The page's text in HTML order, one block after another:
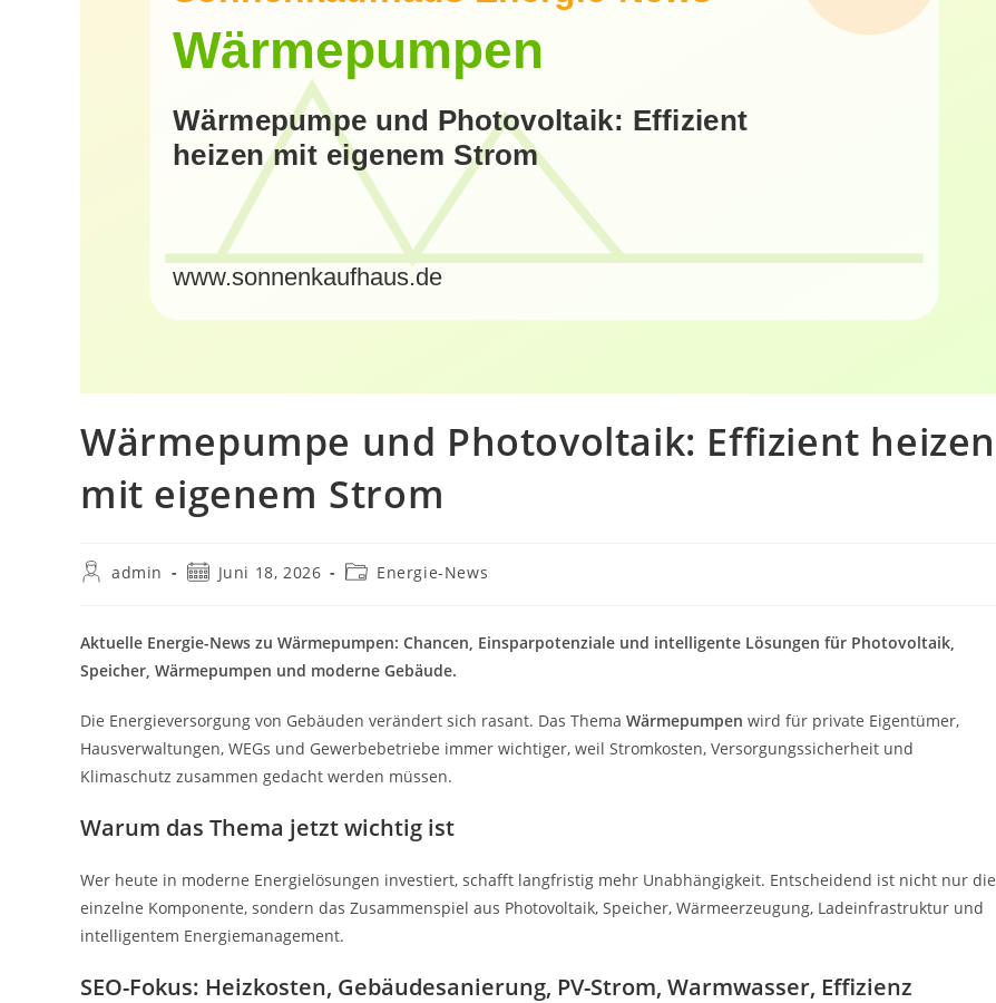
Wärmepumpe und Photovoltaik: Effizient heizen
mit eigenem Strom
Beitrags-
admin
BeitragJuni 18, 2026
Beitrags-
Energie-News
Aktuelle Energie-News zu Wärmepumpen: Chancen, Einsparpotenziale und intelligente Lösungen für Photovoltaik,
Speicher, Wärmepumpen und moderne Gebäude.
Die Energieversorgung von Gebäuden verändert sich rasant. Das Thema Wärmepumpen wird für private Eigentümer,
Hausverwaltungen, WEGs und Gewerbebetriebe immer wichtiger, weil Stromkosten, Versorgungssicherheit und
Klimaschutz zusammen gedacht werden müssen.
Warum das Thema jetzt wichtig ist
Wer heute in moderne Energielösungen investiert, schafft langfristig mehr Unabhängigkeit. Entscheidend ist nicht nur die
einzelne Komponente, sondern das Zusammenspiel aus Photovoltaik, Speicher, Wärmeerzeugung, Ladeinfrastruktur und
intelligentem Energiemanagement.
SEO-Fokus: Heizkosten, Gebäudesanierung, PV-Strom, Warmwasser, Effizienz